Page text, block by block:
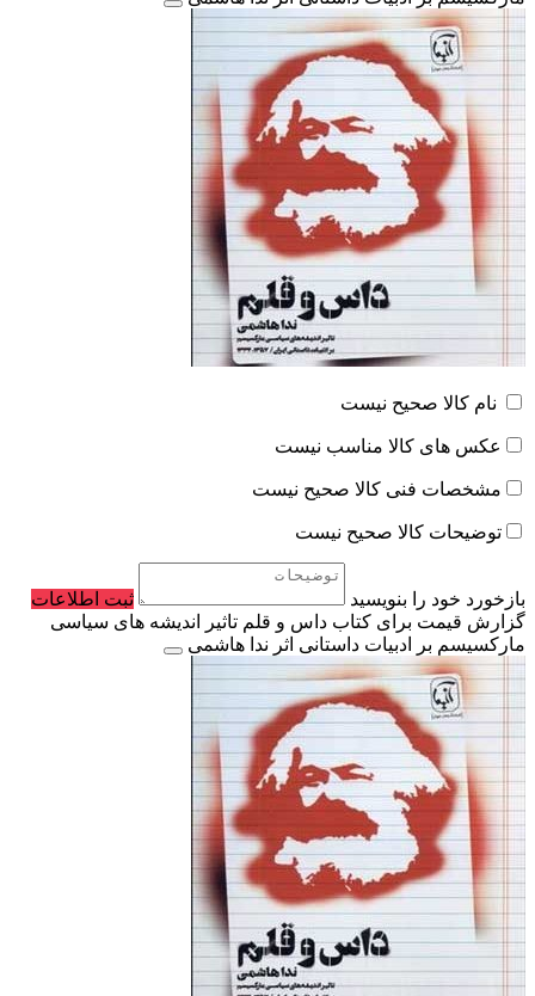
نام کالا صحیح نیست
عکس های کالا مناسب نیست
مشخصات فنی کالا صحیح نیست
توضیحات کالا صحیح نیست
بازخورد خود را بنویسید
ثبت اطلاعات
گزارش قیمت برای کتاب داس و قلم تاثیر اندیشه های سیاسی
مارکسیسم بر ادبیات داستانی اثر ندا هاشمی